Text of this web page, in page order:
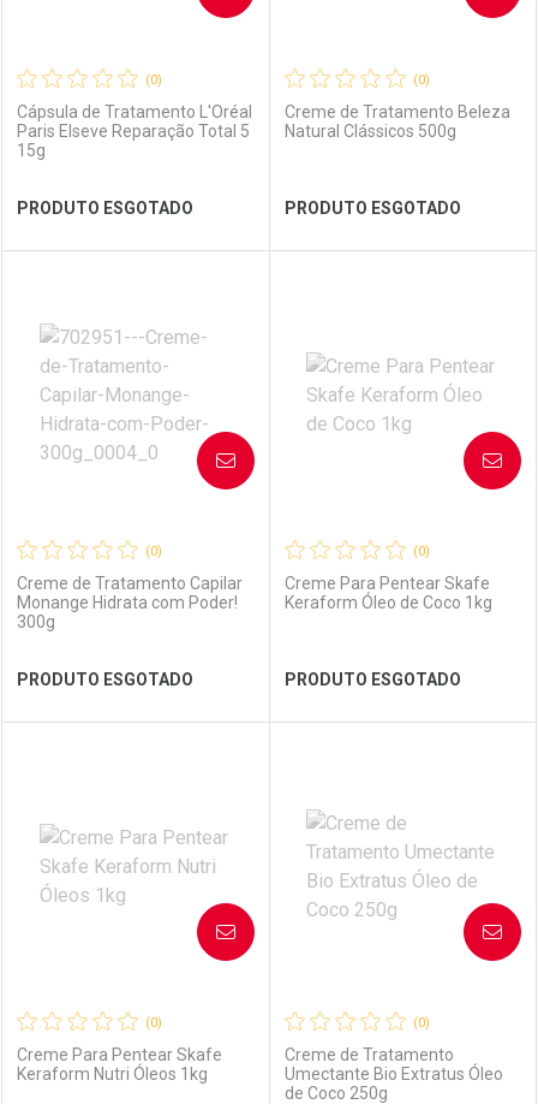
Ver Desconto Convênio Ver Desconto Convênio
(0)
Cápsula de Tratamento L'Oréal
Paris Elseve Reparação Total 5
15g
PRODUTO ESGOTADO
Laboratório
Ver Desconto Convênio
Por Menos
(0)
Creme de Tratamento Beleza
Natural Clássicos 500g
PRODUTO ESGOTADO
Laboratório
Ver Desconto Convênio
Por Menos
(0)
Creme de Tratamento Capilar
Monange Hidrata com Poder!
300g
PRODUTO ESGOTADO
AVISE-ME
Laboratório
Por Menos
(0)
Creme Para Pentear Skafe
Keraform Óleo de Coco 1kg
PRODUTO ESGOTADO
AVISE-ME
Laboratório
Por Menos
(0)
Creme Para Pentear Skafe
Keraform Nutri Óleos 1kg
AVISE-ME
(0)
Creme de Tratamento
Umectante Bio Extratus Óleo
de Coco 250g
AVISE-ME